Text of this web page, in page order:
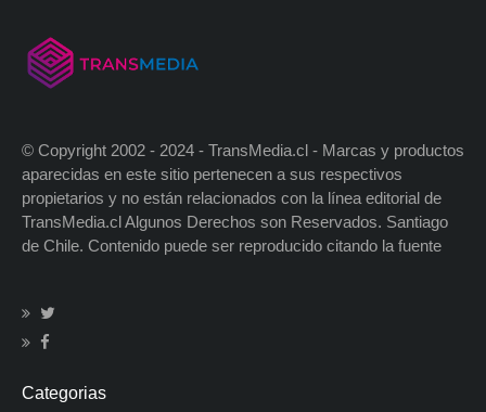
© Copyright 2002 - 2024 - TransMedia.cl - Marcas y productos
aparecidas en este sitio pertenecen a sus respectivos
propietarios y no están relacionados con la línea editorial de
TransMedia.cl Algunos Derechos son Reservados. Santiago
de Chile. Contenido puede ser reproducido citando la fuente
Categorias